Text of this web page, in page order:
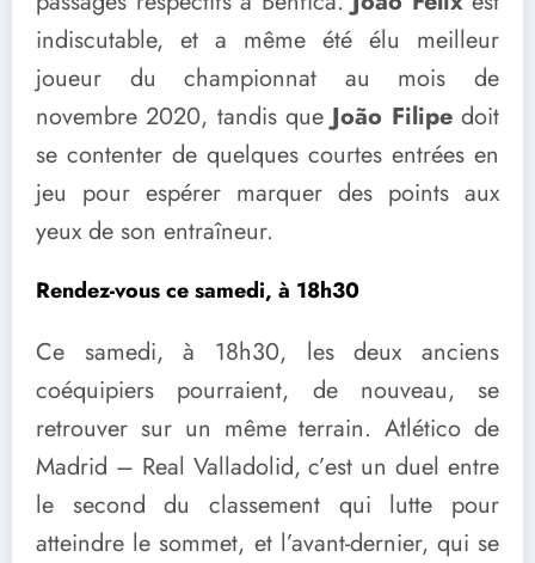
indiscutable, et a même été élu meilleur
joueur du championnat au mois de
novembre 2020, tandis queJoão Filipedoit
se contenter de quelques courtes entrées en
jeu pour espérer marquer des points aux
yeux de son entraîneur.
Rendez-vous ce samedi, à 18h30
Ce samedi, à 18h30, les deux anciens
coéquipiers pourraient, de nouveau, se
retrouver sur un même terrain. Atlético de
Madrid – Real Valladolid, c’est un duel entre
le second du classement qui lutte pour
atteindre le sommet, et l’avant-dernier, qui se